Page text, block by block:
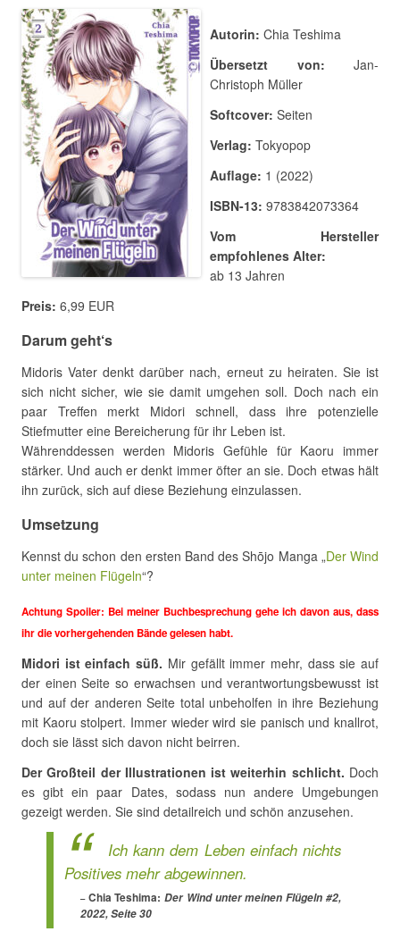
Autorin: Chia Teshima
Übersetzt von: Jan-
Christoph Müller
Softcover: Seiten
Verlag: Tokyopop
Auflage: 1 (2022)
ISBN-13: 9783842073364
Vom Hersteller
empfohlenes Alter:
ab 13 Jahren
Preis: 6,99 EUR
Darum geht‘s
Midoris Vater denkt darüber nach, erneut zu heiraten. Sie ist
sich nicht sicher, wie sie damit umgehen soll. Doch nach ein
paar Treffen merkt Midori schnell, dass ihre potenzielle
Stiefmutter eine Bereicherung für ihr Leben ist.
Währenddessen werden Midoris Gefühle für Kaoru immer
stärker. Und auch er denkt immer öfter an sie. Doch etwas hält
ihn zurück, sich auf diese Beziehung einzulassen.
Umsetzung
Kennst du schon den ersten Band des Shōjo Manga „Der Wind
unter meinen Flügeln“?
Achtung Spoiler: Bei meiner Buchbesprechung gehe ich davon aus, dass
ihr die vorhergehenden Bände gelesen habt.
Midori ist einfach süß. Mir gefällt immer mehr, dass sie auf
der einen Seite so erwachsen und verantwortungsbewusst ist
und auf der anderen Seite total unbeholfen in ihre Beziehung
mit Kaoru stolpert. Immer wieder wird sie panisch und knallrot,
doch sie lässt sich davon nicht beirren.
Der Großteil der Illustrationen ist weiterhin schlicht. Doch
es gibt ein paar Dates, sodass nun andere Umgebungen
gezeigt werden. Sie sind detailreich und schön anzusehen.
Ich kann dem Leben einfach nichts
Positives mehr abgewinnen.
Chia Teshima:Der Wind unter meinen Flügeln #2,
2022, Seite 30